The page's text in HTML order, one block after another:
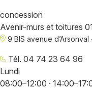
concession
Avenir-murs et toitures
9 BIS avenue
Tél. 04 74 23 64 96
Lundi
08:00–12:00 ·